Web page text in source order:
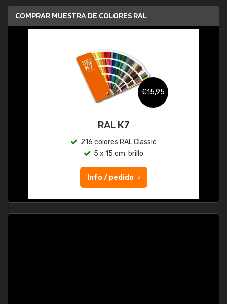
COMPRAR MUESTRA DE COLORES RAL
€15,95
RAL K7
216 colores RAL Classic
5 x 15 cm, brillo
Info / pedido